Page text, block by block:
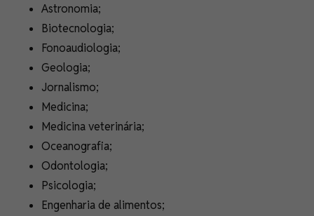
Astronomia;
Biotecnologia;
Fonoaudiologia;
Geologia;
Jornalismo;
Medicina;
Medicina veterinária;
Oceanografia;
Odontologia;
Psicologia;
Engenharia de alimentos;